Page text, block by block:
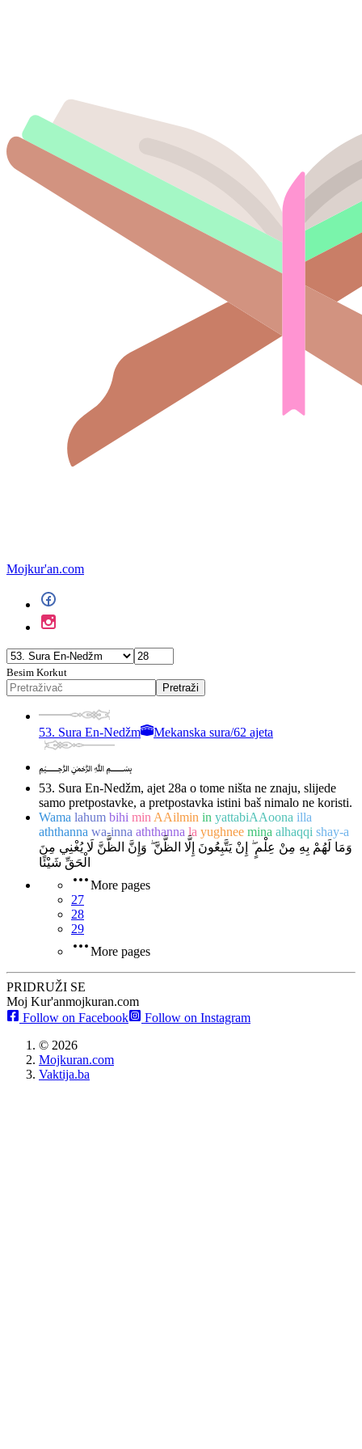
Mojkur'an.com
Besim Korkut
Pretraži
53. Sura En-Nedžm Mekanska sura/62 ajeta
﷽
53. Sura En-Nedžm, ajet 28a o tome ništa ne znaju, slijede
samo pretpostavke, a pretpostavka istini baš nimalo ne koristi.
Wama lahum bihi min AAilmin in yattabiAAoona illa
aththanna wa-inna aththanna la yughnee mina alhaqqi shay-a
وَمَا لَهُمْ بِهِ مِنْ عِلْمٍ ۖ إِنْ يَتَّبِعُونَ إِلَّا الظَّنَّ ۖ وَإِنَّ الظَّنَّ لَا يُغْنِي مِنَ
الْحَقِّ شَيْئًا
More pages
27
28
29
More pages
PRIDRUŽI SE
Moj Kur'anmojkuran.com
Follow on Facebook
Follow on Instagram
© 2026
Mojkuran.com
Vaktija.ba